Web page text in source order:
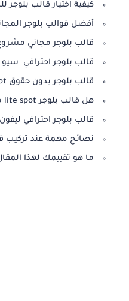
كيفية اختيار قالب بلوجر
أفضل قوالب بلوجر
قالب بلوجر مجاني
قالب بلوجر احترافي
قالب بلوجر بدون حقوق lite spot
هل قالب بلوجر lite spot من أفضل القوالب
قالب بلوجر احترافي ليفون
نصائح مهمة عند تركيب
ما هو تقييمك لهذا